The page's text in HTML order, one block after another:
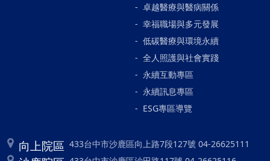
卓越醫療與醫病關係
幸福職場與多元發展
低碳醫療與環境永續
全人照護與社會實踐
永續互動專區
永續訊息專區
ESG專區導覽
向上院區 433台中市沙鹿區向上路7段127號 04-26625111